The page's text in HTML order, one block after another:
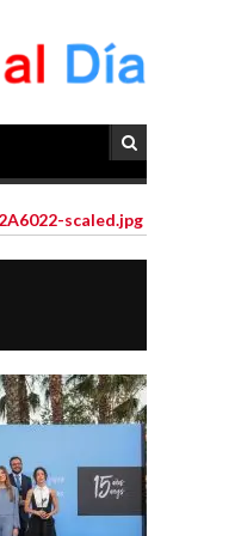
scaled.jpg
DE
de
en